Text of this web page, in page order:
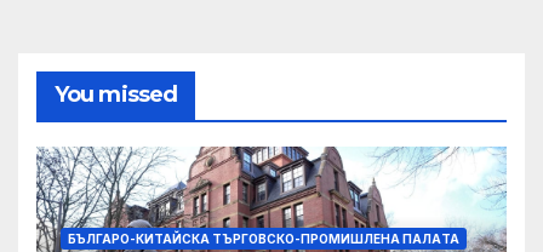
You missed
БЪЛГАРО-КИТАЙСКА ТЪРГОВСКО-ПРОМИШЛЕНА ПАЛAТА